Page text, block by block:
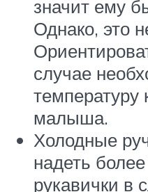
значит ему
Однако, это
случае
температуру
малыша.
Холодные
надеть
рукавички в